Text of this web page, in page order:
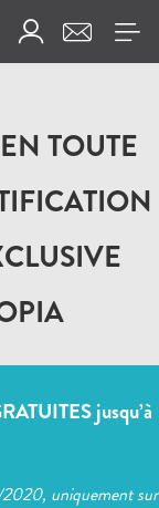
TOUTE
jusqu’à
uniquement sur